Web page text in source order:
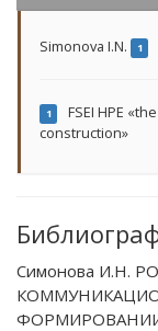
Simonovа I.N. 1
1
FSEI HPE
construction»
Симонова И.Н.